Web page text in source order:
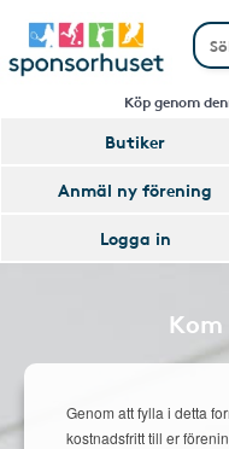
Köp genom
Butiker
Anmäl ny förening
Logga in
Genom att fylla i detta
kostnadsfritt till er